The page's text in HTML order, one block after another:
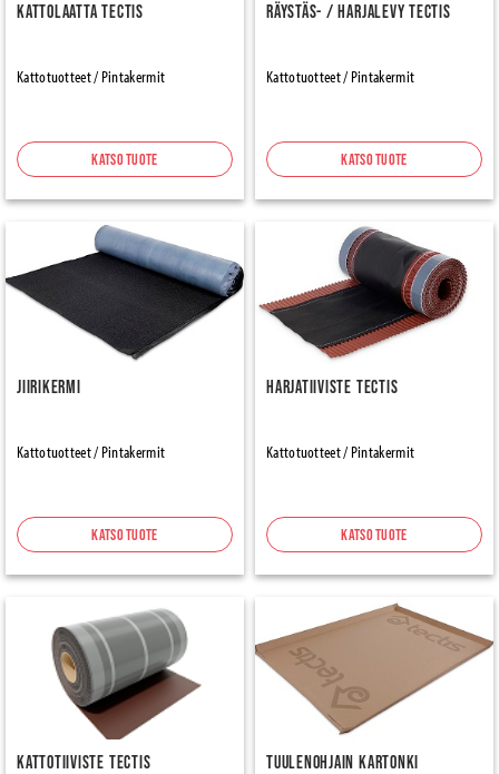
Kattolaatta Tectis
Kattotuotteet / Pintakermit
Katso tuote
Räystäs- / harjalevy Tectis
Kattotuotteet / Pintakermit
Katso tuote
Jiirikermi
Kattotuotteet / Pintakermit
Katso tuote
Harjatiiviste Tectis
Kattotuotteet / Pintakermit
Katso tuote
Kattotiiviste Tectis Tuulenohjain kartonki